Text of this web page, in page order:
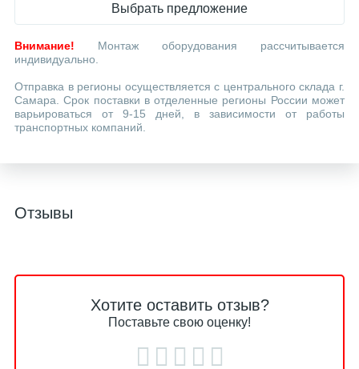
Выбрать предложение
Внимание! Монтаж оборудования рассчитывается
индивидуально.
Отправка в регионы осуществляется с центрального склада г.
Самара. Срок поставки в отделенные регионы России может
варьироваться от 9-15 дней, в зависимости от работы
транспортных компаний.
Отзывы
Хотите оставить отзыв?
Поставьте свою оценку!